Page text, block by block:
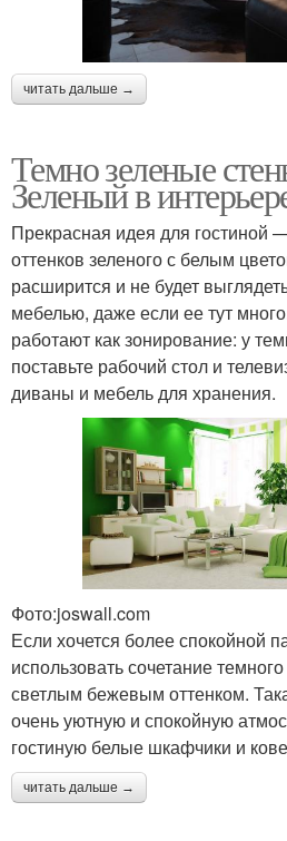
читать дальше →
Темно зеленые
Зеленый в
Прекрасная идея для гостиной
оттенков зеленого с белым
расширится и не будет
мебелью, даже если ее тут
работают как зонирование: у
поставьте рабочий стол и
диваны и мебель для хранения.
Фото:joswall.com
Если хочется более спокойной
использовать сочетание
светлым бежевым оттенком.
очень уютную и спокойную
гостиную белые шкафчики и
читать дальше →